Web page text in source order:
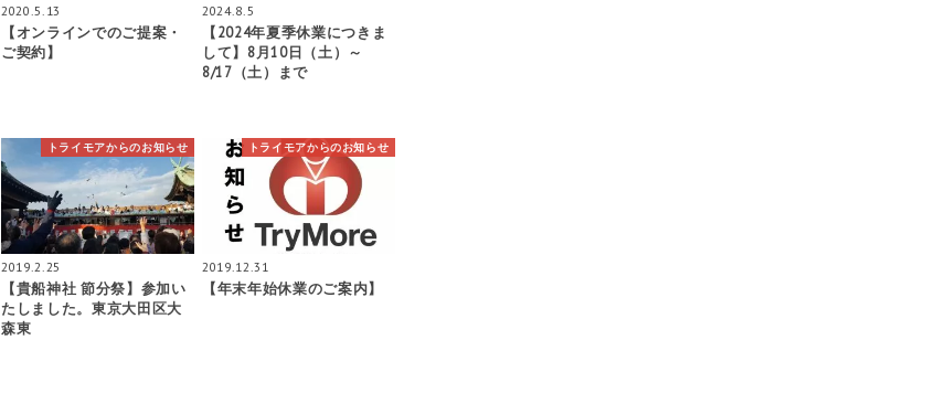
2020.5.13
【オンラインでのご提案・
ご契約】
2024.8.5
【2024年夏季休業につきま
して】8月10日（土）～
8/17（土）まで
トライモアからのお知らせ
2019.2.25
【貴船神社 節分祭】参加い
たしました。東京大田区大
森東
トライモアからのお知らせ
2019.12.31
【年末年始休業のご案内】